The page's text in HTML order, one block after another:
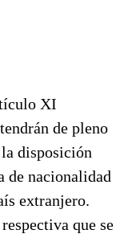
XI
de pleno
disposición
de nacionalidad
extranjero.
que se